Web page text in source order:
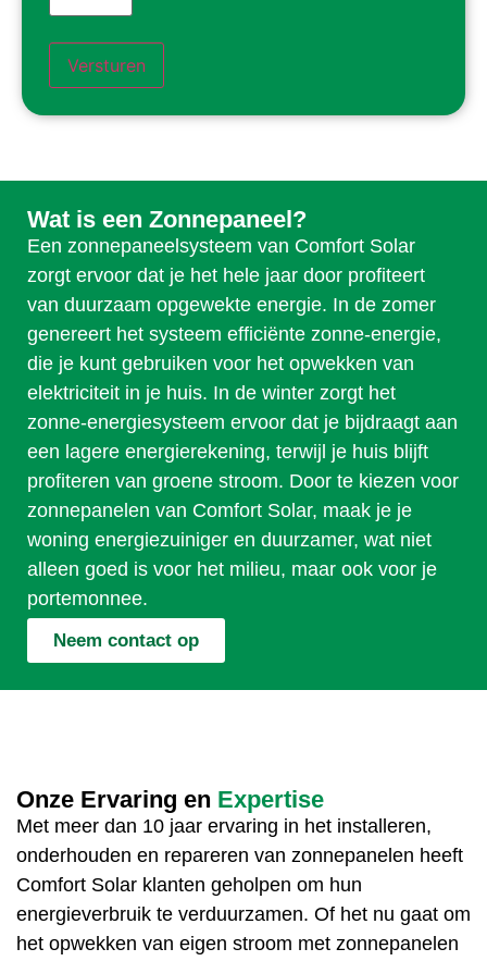
Versturen
Wat is een Zonnepaneel?
Een zonnepaneelsysteem van Comfort Solar
zorgt ervoor dat je het hele jaar door profiteert
van duurzaam opgewekte energie. In de zomer
genereert het systeem efficiënte zonne-energie,
die je kunt gebruiken voor het opwekken van
elektriciteit in je huis. In de winter zorgt het
zonne-energiesysteem ervoor dat je bijdraagt aan
een lagere energierekening, terwijl je huis blijft
profiteren van groene stroom. Door te kiezen voor
zonnepanelen van Comfort Solar, maak je je
woning energiezuiniger en duurzamer, wat niet
alleen goed is voor het milieu, maar ook voor je
portemonnee.
Neem contact op
Onze Ervaring en Expertise
Met meer dan 10 jaar ervaring in het installeren,
onderhouden en repareren van zonnepanelen heeft
Comfort Solar klanten geholpen om hun
energieverbruik te verduurzamen. Of het nu gaat om
het opwekken van eigen stroom met zonnepanelen